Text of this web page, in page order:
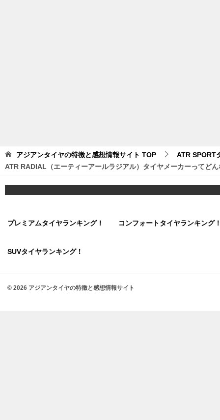
アジアンタイヤの特徴と感想情報サイト TOP
ATR SPORT
ATR RADIAL（エーティーアールラジアル）タイヤメーカーってど
プレミアムタイヤランキング！ コンフォートタイヤランキング
SUVタイヤランキング！
© 2026 アジアンタイヤの特徴と感想情報サイト